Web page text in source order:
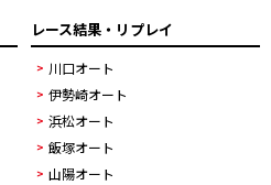
レース結果・リプレイ
川口オート
伊勢崎オート
浜松オート
飯塚オート
山陽オート